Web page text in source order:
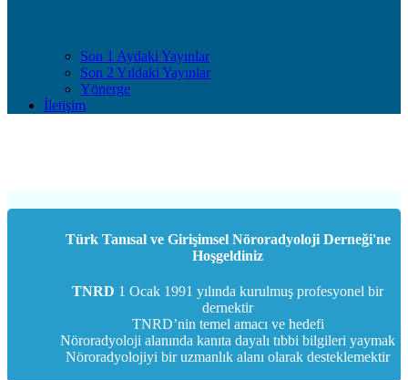
Son 1 Aydaki Yayınlar
Son 2 Yıldaki Yayınlar
Yönerge
İletişim
Türk Tanısal ve Girişimsel Nöroradyoloji Derneği'ne
Hoşgeldiniz
TNRD 1 Ocak 1991 yılında kurulmuş profesyonel bir
dernektir
TNRD’nin temel amacı ve hedefi
Nöroradyoloji alanında kanıta dayalı tıbbi bilgileri yaymak
Nöroradyolojiyi bir uzmanlık alanı olarak desteklemektir